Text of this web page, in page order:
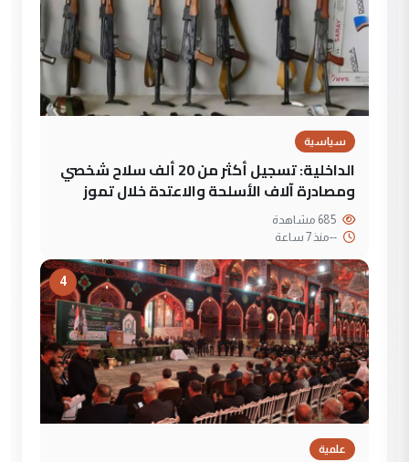
سياسية
الداخلية: تسجيل أكثر من 20 ألف سلاح شخصي
ومصادرة آلاف الأسلحة والاعتدة خلال تموز
--منذ 7 ساعة
4
علمية